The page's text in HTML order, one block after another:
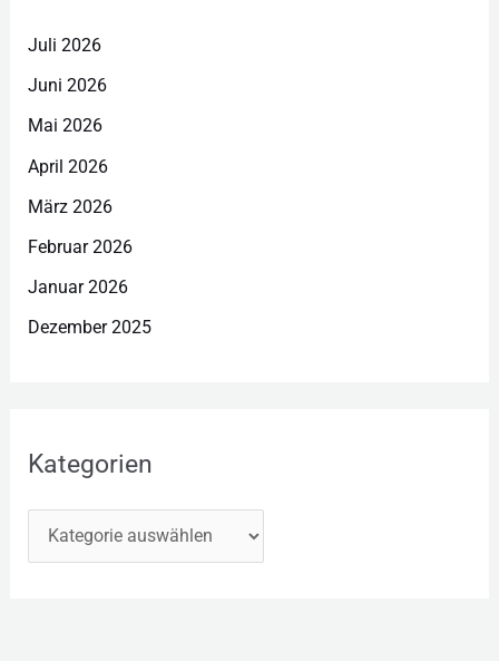
Juli 2026
Juni 2026
Mai 2026
April 2026
März 2026
Februar 2026
Januar 2026
Dezember 2025
Kategorien